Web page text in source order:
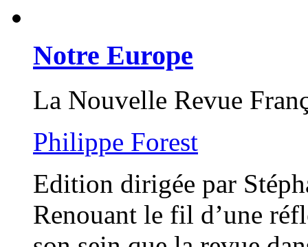
Notre Europe
La Nouvelle Revue
Philippe Forest
Edition dirigée par
Renouant le fil d’une